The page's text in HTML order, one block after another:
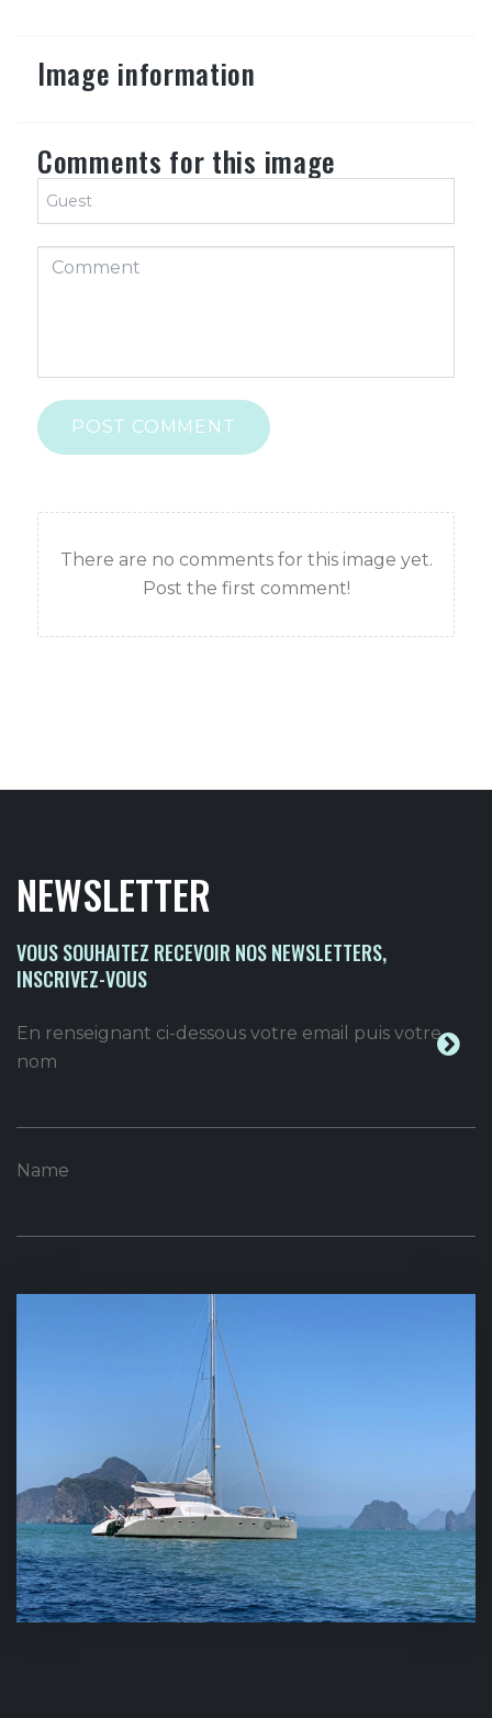
Image information
Comments for this image
POST COMMENT
There are no comments for this image yet.
Post the first comment!
NEWSLETTER
VOUS SOUHAITEZ RECEVOIR NOS NEWSLETTERS,
INSCRIVEZ-VOUS
En renseignant ci-dessous votre email puis votre
nom
Name